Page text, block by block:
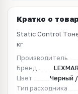
Кратко о
Static Control
кг
Производитель
Бренд
Цвет
Черный
Тип расходника